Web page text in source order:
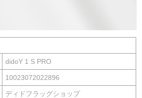
didoY 1 S PRO
10023072022896
ディドフラッグショップ